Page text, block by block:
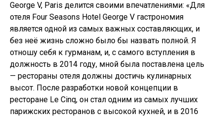
George V, Paris делится своими впечатлениями: «Для
отеля Four Seasons Hotel George V гастрономия
является одной из самых важных составляющих, и
без неё жизнь сложно было бы назвать полной. Я
отношу себя к гурманам, и, с самого вступления в
должность в 2014 году, мной была поставлена цель
— рестораны отеля должны достичь кулинарных
высот. После разработки новой концепции в
ресторане Le Cinq, он стал одним из самых лучших
парижских ресторанов с высокой кухней, и в 2016